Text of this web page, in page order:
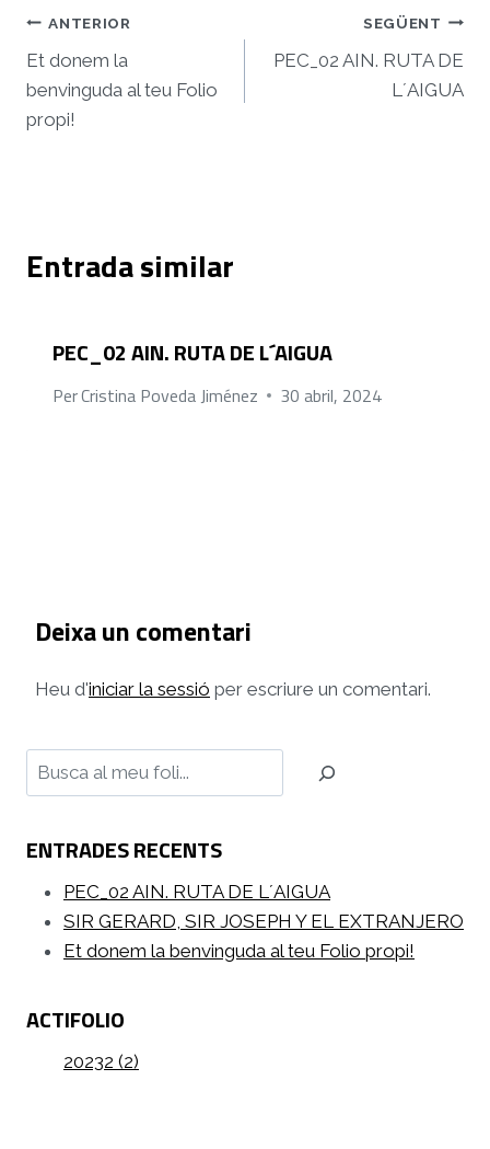
Navegació
d'entrades
ANTERIOR
Et donem la
benvinguda al teu Folio
propi!
SEGÜENT
PEC_02 AIN. RUTA DE
L´AIGUA
Entrada similar
PEC_02 AIN. RUTA DE L´AIGUA
PerCristina Poveda Jiménez 30 abril, 2024
Deixa un comentari
Heu d'iniciar la sessió per escriure un comentari.
Cerca
ENTRADES RECENTS
PEC_02 AIN. RUTA DE L´AIGUA
SIR GERARD, SIR JOSEPH Y EL EXTRANJERO
Et donem la benvinguda al teu Folio propi!
ACTIFOLIO
20232 (2)